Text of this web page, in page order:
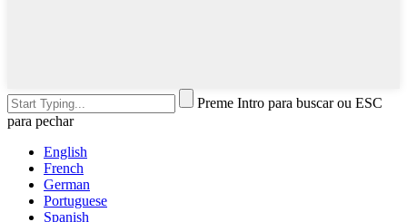
Preme Intro para buscar ou ESC
para pechar
English
French
German
Portuguese
Spanish